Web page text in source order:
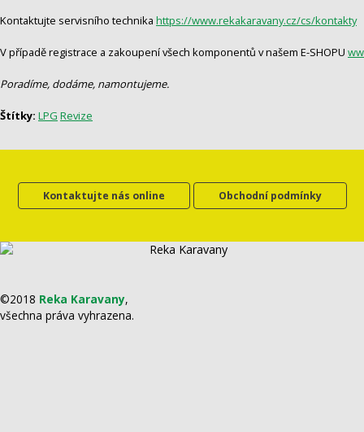
Kontaktujte servisního technika https://www.rekakaravany.cz/cs/kontakty
V případě registrace a zakoupení všech komponentů v našem E-SHOPU
Poradíme, dodáme, namontujeme.
Štítky: LPG Revize
Kontaktujte nás online Obchodní podmínky
©2018 Reka Karavany,
všechna práva vyhrazena.